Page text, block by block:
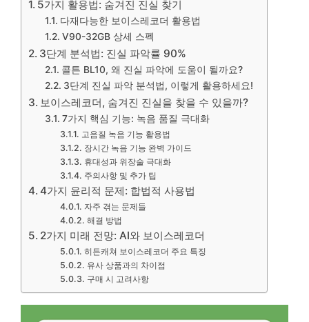
5가지 활용법: 숨겨진 진실 찾기
다재다능한 보이스레코더 활용법
V90-32GB 상세 스펙
3단계 분석법: 진실 파악률 90%
콜튼 BL10, 왜 진실 파악에 도움이 될까요?
3단계 진실 파악 분석법, 이렇게 활용하세요!
보이스레코더, 숨겨진 진실을 찾을 수 있을까?
7가지 핵심 기능: 녹음 품질 극대화
고음질 녹음 기능 활용법
장시간 녹음 기능 완벽 가이드
휴대성과 위장술 극대화
주의사항 및 추가 팁
4가지 윤리적 문제: 합법적 사용법
자주 겪는 문제들
해결 방법
2가지 미래 전망: AI와 보이스레코더
히든캐쳐 보이스레코더 주요 특징
유사 상품과의 차이점
구매 시 고려사항